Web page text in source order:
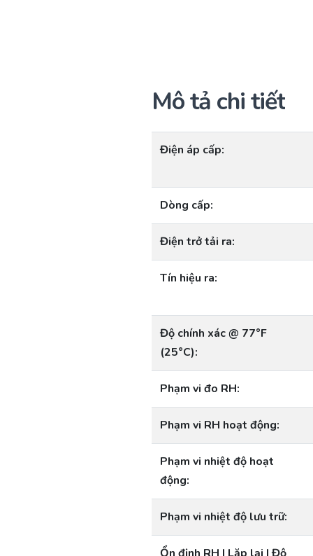
Mô tả chi tiết
Điện áp cấp:
Dòng cấp:
Điện trở tải ra:
Tín hiệu ra:
Độ chính xác @ 77°F
(25°C):
Phạm vi đo RH:
Phạm vi RH hoạt động:
Phạm vi nhiệt độ hoạt
động:
Phạm vi nhiệt độ lưu trữ: